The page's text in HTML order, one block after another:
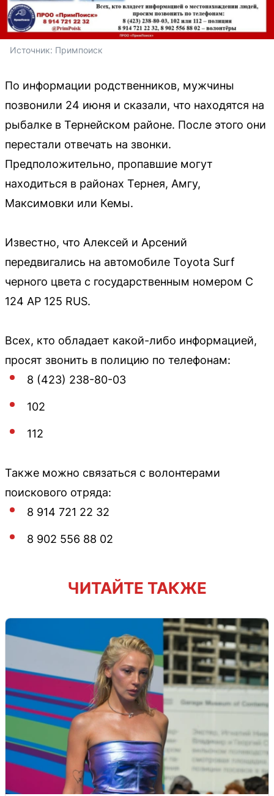
Источник: Примпоиск
По информации родственников, мужчины
позвонили 24 июня и сказали, что находятся на
рыбалке в Тернейском районе. После этого они
перестали отвечать на звонки.
Предположительно, пропавшие могут
находиться в районах Тернея, Амгу,
Максимовки или Кемы.
Известно, что Алексей и Арсений
передвигались на автомобиле Toyota Surf
черного цвета с государственным номером С
124 АР 125 RUS.
Всех, кто обладает какой-либо информацией,
просят звонить в полицию по телефонам:
8 (423) 238-80-03
102
112
Также можно связаться с волонтерами
поискового отряда:
8 914 721 22 32
8 902 556 88 02
ЧИТАЙТЕ ТАКЖЕ